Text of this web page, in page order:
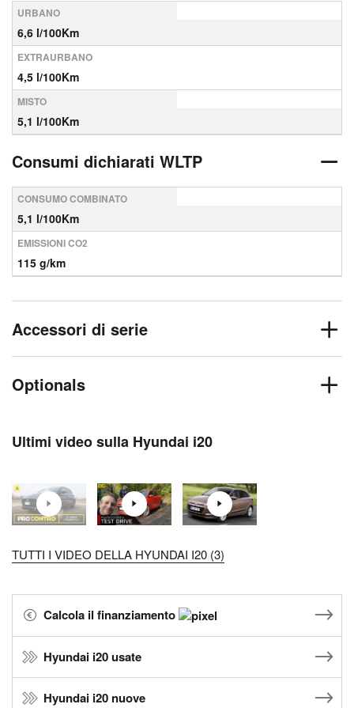
URBANO
6,6 l/100Km
EXTRAURBANO
4,5 l/100Km
MISTO
5,1 l/100Km
Consumi dichiarati WLTP
CONSUMO COMBINATO
5,1 l/100Km
EMISSIONI CO2
115 g/km
Accessori di serie
Optionals
Ultimi video sulla Hyundai i20
TUTTI I VIDEO DELLA HYUNDAI I20 (3)
Calcola il finanziamento
Hyundai i20 usate
Hyundai i20 nuove